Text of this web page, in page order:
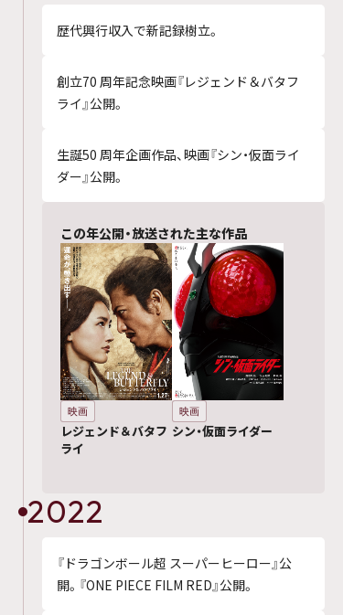
歴代興行収入で新記録樹立。
創立70 周年記念映画『レジェンド＆バタフ
ライ』公開。
生誕50 周年企画作品、映画『シン・仮面ライ
ダー』公開。
この年公開・放送された主な作品
映画
レジェンド＆バタフ
ライ
映画
シン・仮面ライダー
2022
『ドラゴンボール超 スーパーヒーロー』公
開。『ONE PIECE FILM RED』公開。